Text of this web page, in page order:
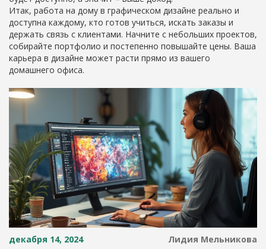
Итак, работа на дому в графическом дизайне реально и
доступна каждому, кто готов учиться, искать заказы и
держать связь с клиентами. Начните с небольших проектов,
собирайте портфолио и постепенно повышайте цены. Ваша
карьера в дизайне может расти прямо из вашего
домашнего офиса.
декабря 14, 2024 Лидия Мельникова